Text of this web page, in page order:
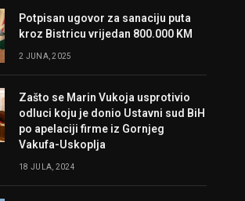
Potpisan ugovor za sanaciju puta
kroz Bistricu vrijedan 800.000 KM
2 JUNA, 2025
Zašto se Marin Vukoja usprotivio
odluci koju je donio Ustavni sud BiH
po apelaciji firme iz Gornjeg
Vakufa-Uskoplja
18 JULA, 2024